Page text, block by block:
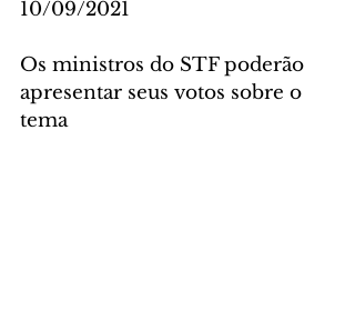
10/09/2021
Os ministros do STF poderão
apresentar seus votos sobre o
tema